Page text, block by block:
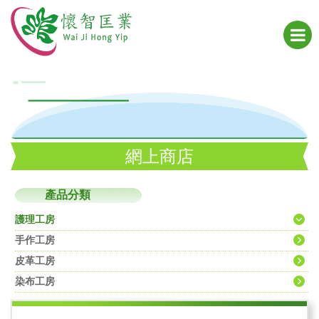
網上商店
產品分類
護理工房
手作工房
皮革工房
染布工房